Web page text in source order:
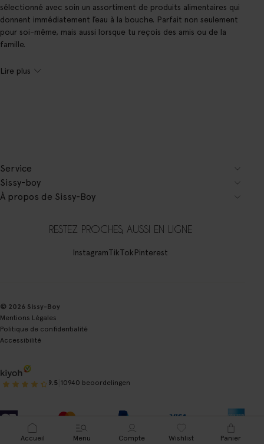
sélectionné avec soin un assortiment de produits alimentaires qui
donnent immédiatement l’eau à la bouche. Parfait non seulement
pour soi-même, mais aussi lorsque tu reçois des amis ou de la
famille.
Lire plus
Service
Sissy-boy
À propos de Sissy-Boy
RESTEZ PROCHES, AUSSI EN LIGNE
InstagramTikTokPinterest
© 2026 Sissy-Boy
Mentions Légales
Politique de confidentialité
Accessibilité
9.5 10940 beoordelingen
Accueil Menu Compte Wishlist Panier